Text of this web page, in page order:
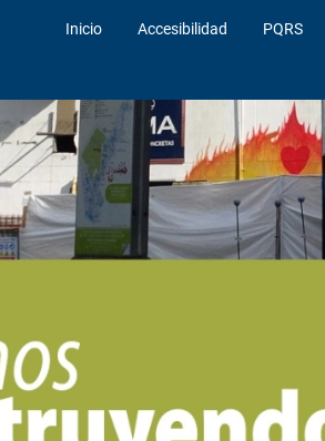
Inicio Accesibilidad PQRS